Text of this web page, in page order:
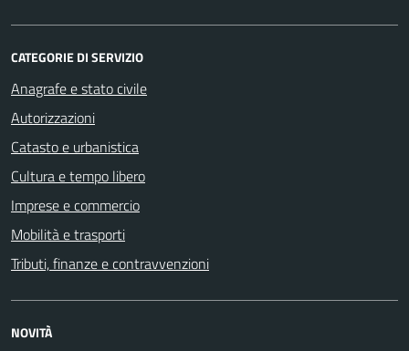
CATEGORIE DI SERVIZIO
Anagrafe e stato civile
Autorizzazioni
Catasto e urbanistica
Cultura e tempo libero
Imprese e commercio
Mobilità e trasporti
Tributi, finanze e contravvenzioni
NOVITÀ